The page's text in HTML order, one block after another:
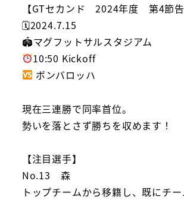
【GTセカンド 2024年度 第4節
🗓2024.7.15
🏟マグフットサルスタジアム
10:50 Kickoff
ボンバロッハ
現在三連勝で同率首位。
勢いを落とさず勝ちを収めます！
【注目選手】
No.13 森
トップチームから移籍し、既にチ